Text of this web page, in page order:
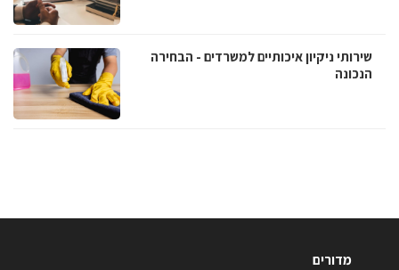
שירותי ניקיון איכותיים למשרדים - הבחירה
הנכונה
מדורים